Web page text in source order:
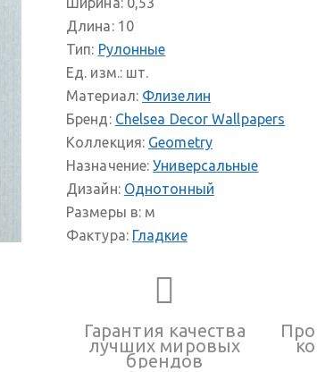
Длина:10
Тип: Рулонные
Ед. изм.:шт.
Материал: Флизелин
Бренд: Chelsea Decor Wallpapers
Коллекция: Geometry
Назначение: Универсальные
Дизайн: Однотонный
Размеры в: м
Фактура: Гладкие
Гарантия качества
лучших мировых
брендов